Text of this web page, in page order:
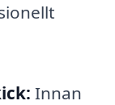
Innan